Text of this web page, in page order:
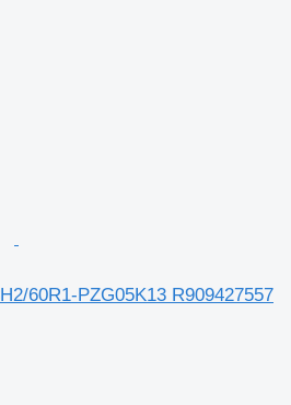
60R1-PZG05K13 R909427557